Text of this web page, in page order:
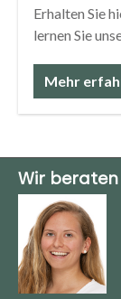
Erhalten Sie
lernen Sie
Mehr
Wir beraten